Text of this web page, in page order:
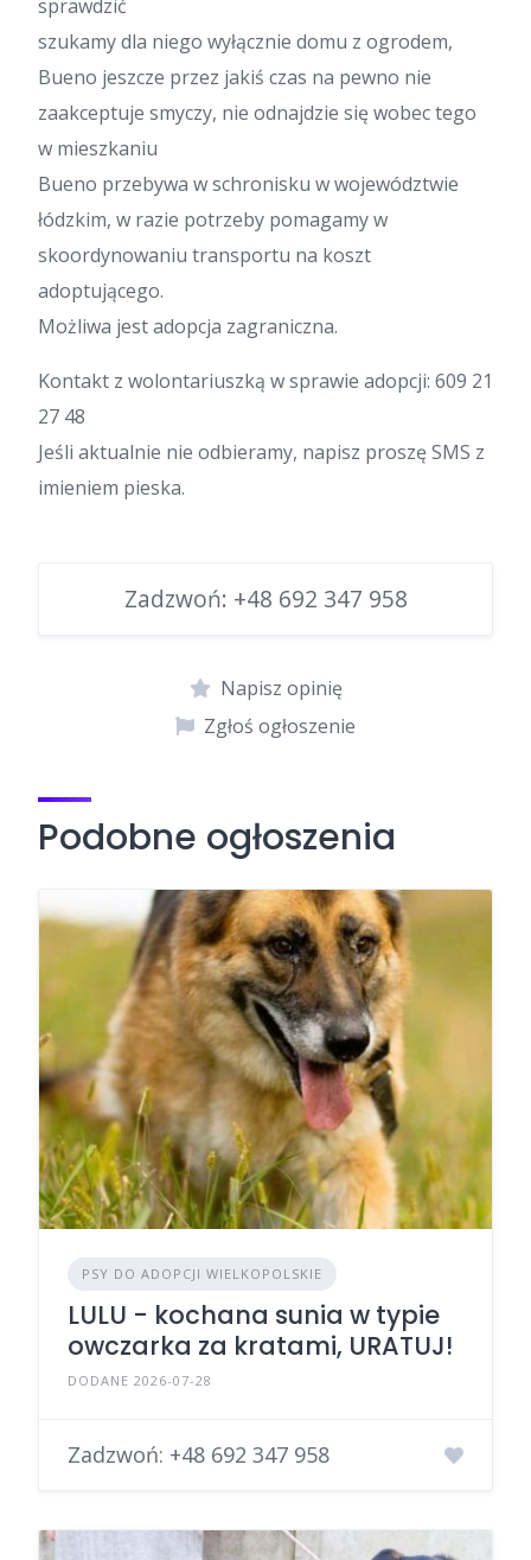
sprawdzić
szukamy dla niego wyłącznie domu z ogrodem,
Bueno jeszcze przez jakiś czas na pewno nie
zaakceptuje smyczy, nie odnajdzie się wobec tego
w mieszkaniu
Bueno przebywa w schronisku w województwie
łódzkim, w razie potrzeby pomagamy w
skoordynowaniu transportu na koszt
adoptującego.
Możliwa jest adopcja zagraniczna.
Kontakt z wolontariuszką w sprawie adopcji: 609 21
27 48
Jeśli aktualnie nie odbieramy, napisz proszę SMS z
imieniem pieska.
Zadzwoń: +48 692 347 958
Napisz opinię
Zgłoś ogłoszenie
Podobne ogłoszenia
PSY DO ADOPCJI WIELKOPOLSKIE
LULU - kochana sunia w typie
owczarka za kratami, URATUJ!
DODANE 2026-07-28
Zadzwoń: +48 692 347 958